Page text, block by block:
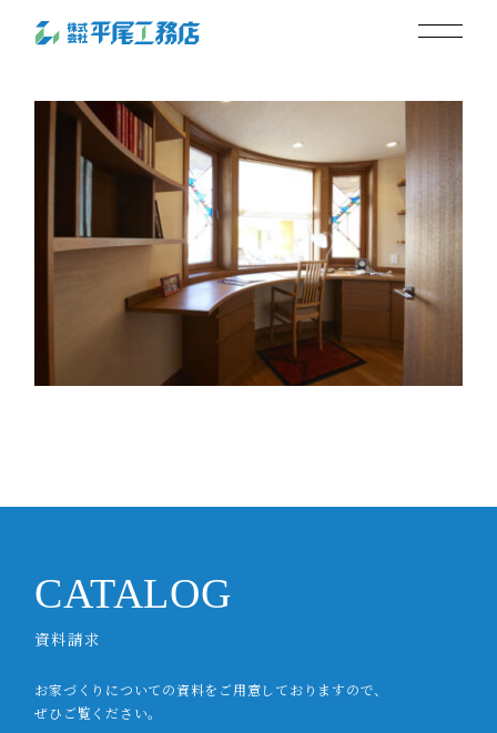
_MG_1090
CATALOG
資料請求
お家づくりについての資料をご用意しておりますので、
ぜひご覧ください。